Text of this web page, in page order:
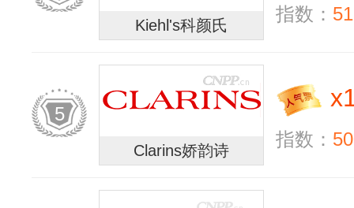
Kiehl's科颜氏
指数：
5
Clarins娇韵诗
x
指数：